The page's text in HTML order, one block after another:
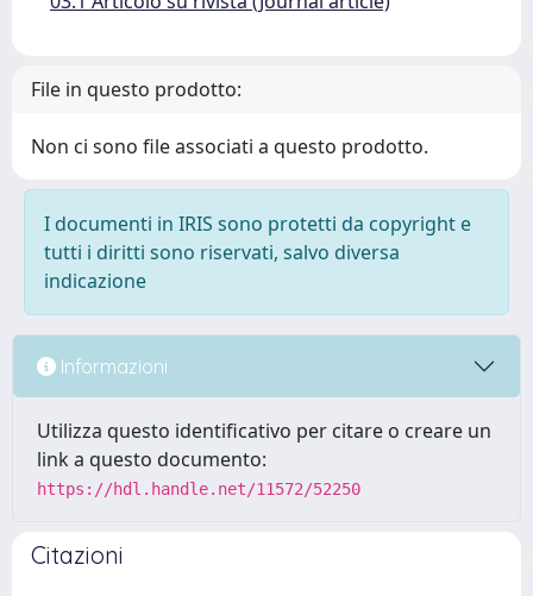
File in questo prodotto:
Non ci sono file associati a questo prodotto.
I documenti in IRIS sono protetti da copyright e
tutti i diritti sono riservati, salvo diversa
indicazione
Informazioni
Utilizza questo identificativo per citare o creare un
link a questo documento:
https://hdl.handle.net/11572/52250
Citazioni